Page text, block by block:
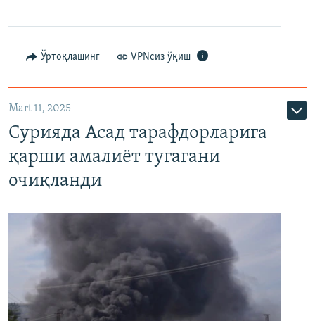
Ўртоқлашинг VPNсиз ўқиш
Mart 11, 2025
Сурияда Асад тарафдорларига
қарши амалиёт тугагани
очиқланди